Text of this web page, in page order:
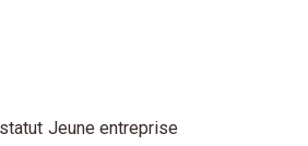
Jeune entreprise